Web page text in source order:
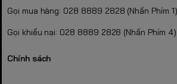
Gọi mua hàng: 028 8889 2828 (Nhấn Phím 1)
Gọi khiếu nại: 028 8889 2828 (Nhấn Phím 4)
Chính sách